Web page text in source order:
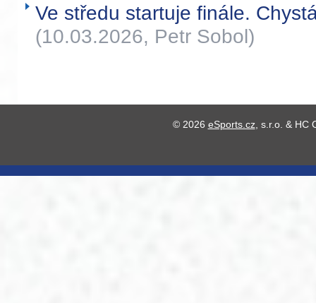
Ve středu startuje finále.
(10.03.2026, Petr Sobol)
© 2026 eSports.cz, s.r.o. & HC